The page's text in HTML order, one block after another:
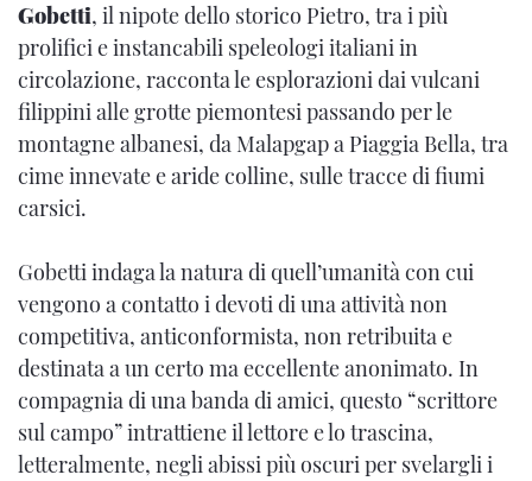
Gobetti, il nipote dello storico Pietro, tra i più
prolifici e instancabili speleologi italiani in
circolazione, racconta le esplorazioni dai vulcani
filippini alle grotte piemontesi passando per le
montagne albanesi, da Malapgap a Piaggia Bella, tra
cime innevate e aride colline, sulle tracce di fiumi
carsici.
Gobetti indaga la natura di quell’umanità con cui
vengono a contatto i devoti di una attività non
competitiva, anticonformista, non retribuita e
destinata a un certo ma eccellente anonimato. In
compagnia di una banda di amici, questo “scrittore
sul campo” intrattiene il lettore e lo trascina,
letteralmente, negli abissi più oscuri per svelargli i